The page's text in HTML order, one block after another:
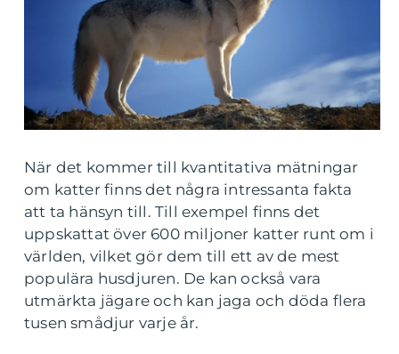
När det kommer till kvantitativa mätningar
om katter finns det några intressanta fakta
att ta hänsyn till. Till exempel finns det
uppskattat över 600 miljoner katter runt om i
världen, vilket gör dem till ett av de mest
populära husdjuren. De kan också vara
utmärkta jägare och kan jaga och döda flera
tusen smådjur varje år.